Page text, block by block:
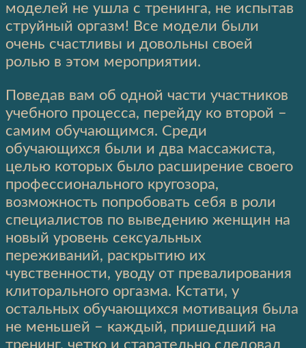
моделей не ушла с тренинга, не испытав
струйный оргазм! Все модели были
очень счастливы и довольны своей
ролью в этом мероприятии.
Поведав вам об одной части участников
учебного процесса, перейду ко второй –
самим обучающимся. Среди
обучающихся были и два массажиста,
целью которых было расширение своего
профессионального кругозора,
возможность попробовать себя в роли
специалистов по выведению женщин на
новый уровень сексуальных
переживаний, раскрытию их
чувственности, уводу от превалирования
клиторального оргазма. Кстати, у
остальных обучающихся мотивация была
не меньшей – каждый, пришедший на
тренинг, четко и старательно следовал